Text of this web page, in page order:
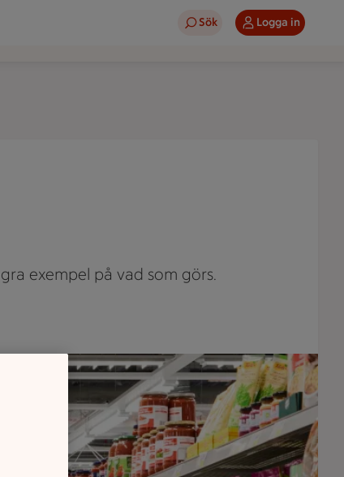
Sök Logga in
exempel på vad som görs.